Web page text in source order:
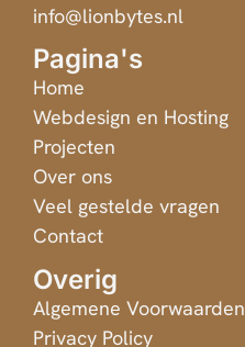
info@lionbytes.nl
Pagina's
Home
Webdesign en Hosting
Projecten
Over ons
Veel gestelde vragen
Contact
Overig
Algemene Voorwaarden
Privacy Policy